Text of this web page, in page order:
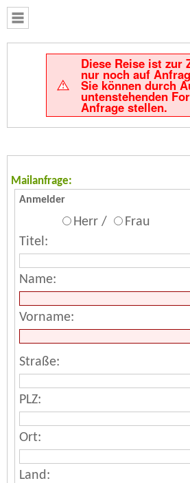
Diese Reise ist zur
nur noch auf
Sie können durch
untenstehenden
Anfrage stellen.
Mailanfrage:
Anmelder
Herr /
Frau
Titel:
Name:
Vorname:
Straße:
PLZ:
Ort:
Land: